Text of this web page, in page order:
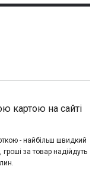
картою на сайті
- найбільш швидкий
гроші за товар надійдуть